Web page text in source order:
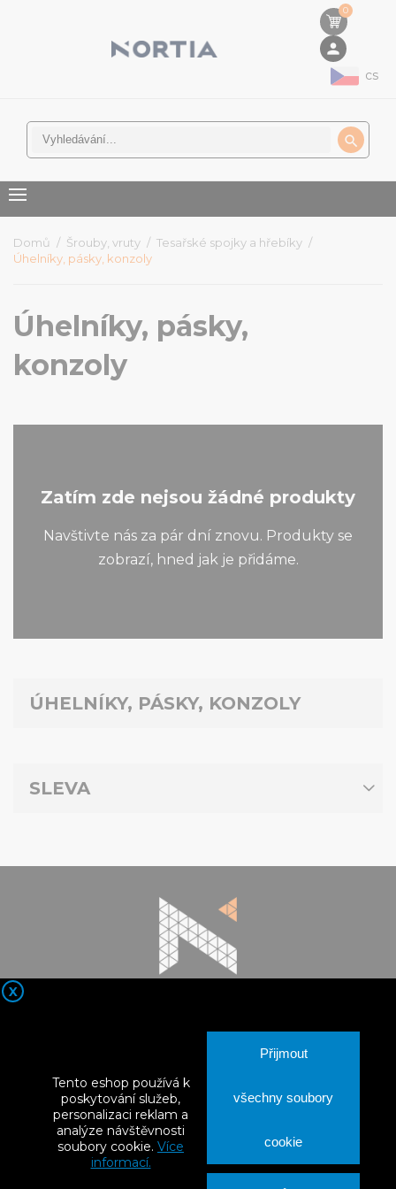
X
Tento eshop používá k
poskytování služeb,
personalizaci reklam a
analýze návštěvnosti
soubory cookie. Více
informací.
Přijmout
všechny soubory
cookie
0
person
cs

Domů Šrouby, vruty
Tesařské spojky a hřebíky
Úhelníky, pásky, konzoly
Úhelníky, pásky,
konzoly
ÚHELNÍKY, PÁSKY, KONZOLY
SLEVA
Zatím zde nejsou žádné produkty
Navštivte nás za pár dní znovu. Produkty se
zobrazí, hned jak je přidáme.
Nortia Products
Vše o nákupu
Váš účet